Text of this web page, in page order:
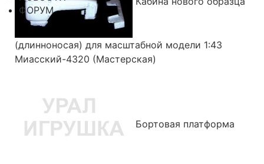
ФОРУМ
(длинноносая) для масштабной модели 1:43
Миасский-4320 (Мастерская)
Бортовая платформа